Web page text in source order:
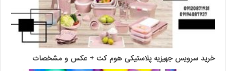
خرید سرویس جهیزیه پلاستیکی هوم کت + عکس و مشخصات